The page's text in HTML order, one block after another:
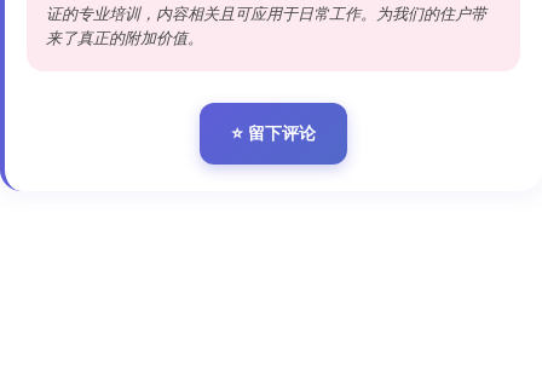
证的专业培训，内容相关且可应用于日常工作。为我们的住户带
来了真正的附加价值。
⭐ 留下评论